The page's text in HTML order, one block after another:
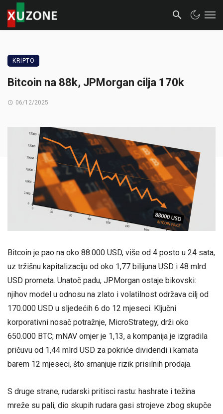
KRIPTO
Bitcoin na 88k, JPMorgan cilja 170k
06/12/2025
Bitcoin je pao na oko 88.000 USD, više od 4 posto u 24 sata,
uz tržišnu kapitalizaciju od oko 1,77 bilijuna USD i 48 mlrd
USD prometa. Unatoč padu, JPMorgan ostaje bikovski:
njihov model u odnosu na zlato i volatilnost održava cilj od
170.000 USD u sljedećih 6 do 12 mjeseci. Ključni
korporativni nosač potražnje, MicroStrategy, drži oko
650.000 BTC; mNAV omjer je 1,13, a kompanija je izgradila
pričuvu od 1,44 mlrd USD za pokriće dividendi i kamata
barem 12 mjeseci, što smanjuje rizik prisilnih prodaja.
S druge strane, rudarski pritisci rastu: hashrate i težina
mreže su pali, dio skupih rudara gasi strojeve zbog skupče